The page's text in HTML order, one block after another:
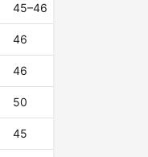
45–46
46
46
50
45